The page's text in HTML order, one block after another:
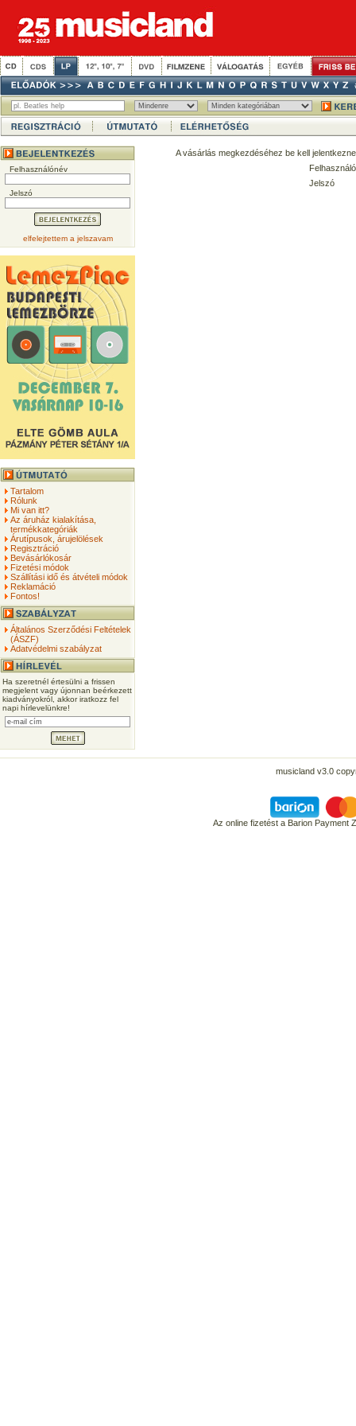
Felhasználónév
Jelszó
elfelejtettem a jelszavam
Tartalom
Rólunk
Mi van itt?
Az áruház kialakítása,
termékkategóriák
Árutípusok, árujelölések
Regisztráció
Bevásárlókosár
Fizetési módok
Szállítási idő és átvételi módok
Reklamáció
Fontos!
Általános Szerződési Feltételek
(ÁSZF)
Adatvédelmi szabályzat
Ha szeretnél értesülni a frissen
megjelent vagy újonnan beérkezett
kiadványokról, akkor iratkozz fel
napi hírlevelünkre!
A vásárlás megkezdéséhez be kell
Jelszó
musicland v3.0
Az online fizetést a Barion Payment